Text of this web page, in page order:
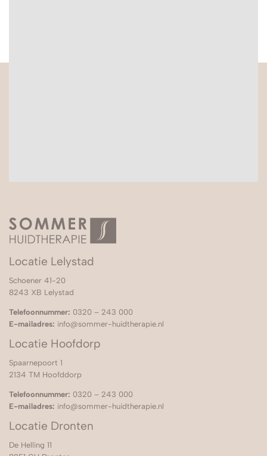
Locatie Lelystad
Schoener 41-20
8243 XB Lelystad
Telefoonnummer: 0320 – 243 000
E-mailadres: info@sommer-huidtherapie.nl
Locatie Hoofdorp
Spaarnepoort 1
2134 TM Hoofddorp
Telefoonnummer: 0320 – 243 000
E-mailadres: info@sommer-huidtherapie.nl
Locatie Dronten
De Helling 11